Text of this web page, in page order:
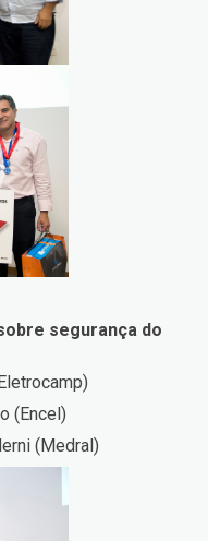
segurança do
(Encel)
(Medral)